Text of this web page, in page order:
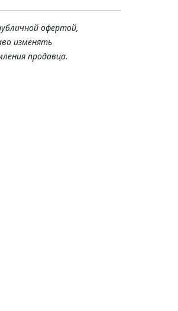
офертой,
изменять
продавца.